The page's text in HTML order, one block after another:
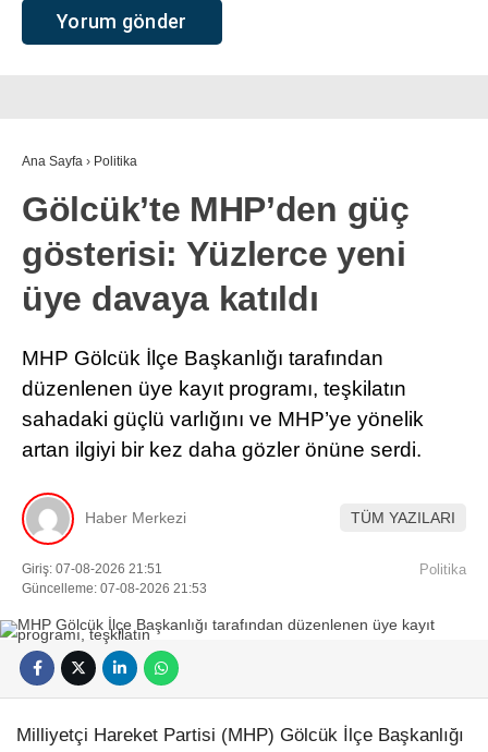
Ana Sayfa › Politika
Gölcük’te MHP’den güç
gösterisi: Yüzlerce yeni
üye davaya katıldı
MHP Gölcük İlçe Başkanlığı tarafından
düzenlenen üye kayıt programı, teşkilatın
sahadaki güçlü varlığını ve MHP’ye yönelik
artan ilgiyi bir kez daha gözler önüne serdi.
Haber Merkezi TÜM YAZILARI
Giriş: 07-08-2026 21:51
Güncelleme: 07-08-2026 21:53
Politika
Milliyetçi Hareket Partisi (MHP) Gölcük İlçe Başkanlığı